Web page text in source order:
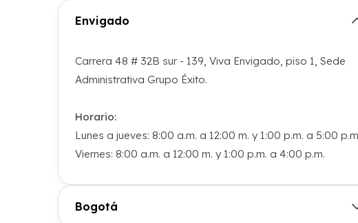
Envigado
Carrera 48 # 32B sur - 139, Viva Envigado, piso 1, Sede
Administrativa Grupo Éxito.
Horario:
Lunes a jueves: 8:00 a.m. a 12:00 m. y 1:00 p.m. a 5:00
Viernes: 8:00 a.m. a 12:00 m. y 1:00 p.m. a 4:00 p.m.
Bogotá